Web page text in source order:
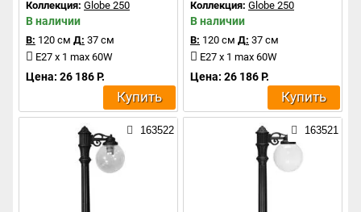
Коллекция: Globe 250
В наличии
В: 120 см Д: 37 см
E27 x 1 max 60W
Цена: 26 186 Р.
Купить
Коллекция: Globe 250
В наличии
В: 120 см Д: 37 см
E27 x 1 max 60W
Цена: 26 186 Р.
Купить
163522 163521